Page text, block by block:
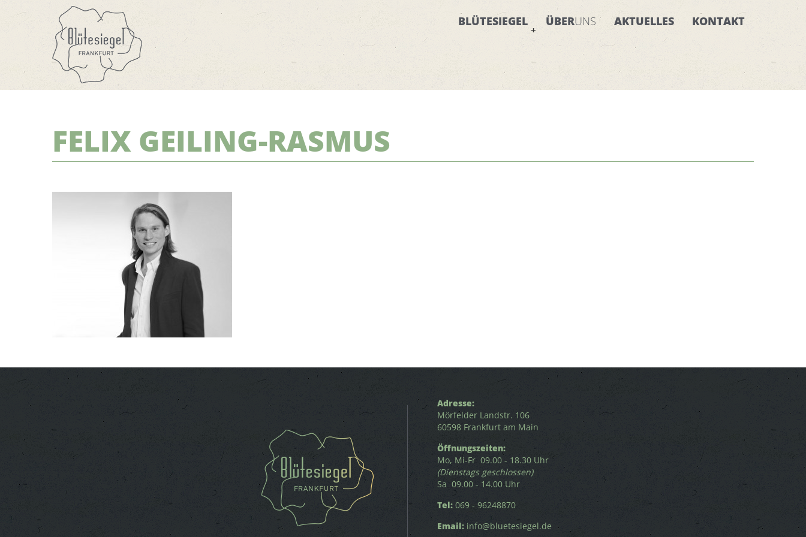
BLÜTESIEGEL ÜBERUNS AKTUELLES KONTAKT
FELIX GEILING-RASMUS
Adresse:
Mörfelder Landstr. 106
60598 Frankfurt am Main
Öffnungszeiten:
Mo, Mi-Fr 09.00 - 18.30 Uhr
(Dienstags geschlossen)
Sa 09.00 - 14.00 Uhr
Tel: 069 - 96248870
Email:info@bluetesiegel.de